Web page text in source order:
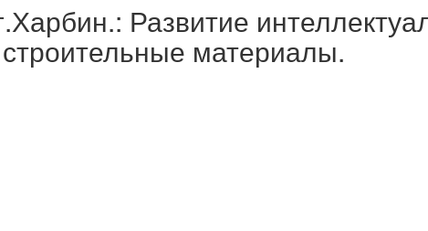
Развитие
материалы.